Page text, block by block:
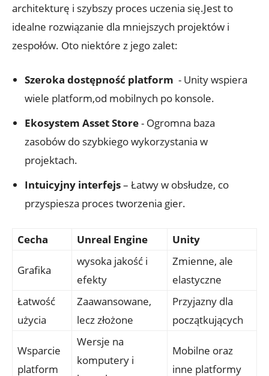
architekturę i szybszy proces uczenia się.Jest‍ to
idealne rozwiązanie dla ⁤mniejszych projektów i
zespołów. Oto niektóre⁣ z jego zalet:
Szeroka dostępność platform ⁢ -⁤ Unity ⁣wspiera​
wiele platform,od mobilnych ⁤po konsole.
Ekosystem Asset Store⁤- Ogromna baza
zasobów​ do szybkiego wykorzystania w
projektach.
Intuicyjny interfejs– Łatwy w obsłudze, ​co
przyspiesza proces tworzenia gier.
Cecha Unreal ⁤Engine Unity
Grafika
wysoka jakość i
efekty
Zmienne, ale
elastyczne
Łatwość
użycia
Zaawansowane,
lecz złożone
Przyjazny ‍dla
początkujących
Wsparcie
platform
Wersje⁤ na
komputery⁣ i
Mobilne oraz
inne platformy